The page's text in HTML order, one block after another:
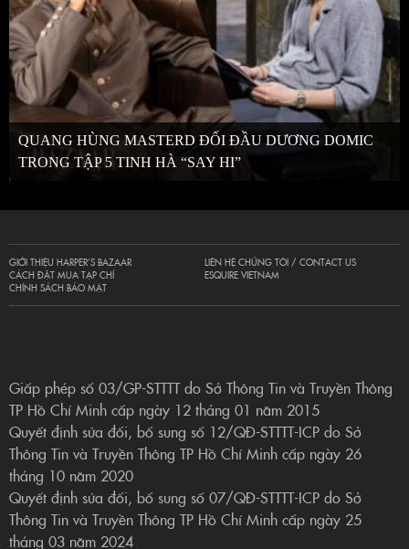
QUANG HÙNG MASTERD ĐỐI ĐẦU DƯƠNG DOMIC
TRONG TẬP 5 TINH HÀ “SAY HI”
GIỚI THIỆU HARPER’S BAZAAR
CÁCH ĐẶT MUA TẠP CHÍ
CHÍNH SÁCH BẢO MẬT
LIÊN HỆ CHÚNG TÔI / CONTACT US
ESQUIRE VIETNAM
Giấp phép số 03/GP-STTTT do Sở Thông Tin và Truyền Thông
TP Hồ Chí Minh cấp ngày 12 tháng 01 năm 2015
Quyết định sửa đổi, bổ sung số 12/QĐ-STTTT-ICP do Sở
Thông Tin và Truyền Thông TP Hồ Chí Minh cấp ngày 26
tháng 10 năm 2020
Quyết định sửa đổi, bổ sung số 07/QĐ-STTTT-ICP do Sở
Thông Tin và Truyền Thông TP Hồ Chí Minh cấp ngày 25
tháng 03 năm 2024